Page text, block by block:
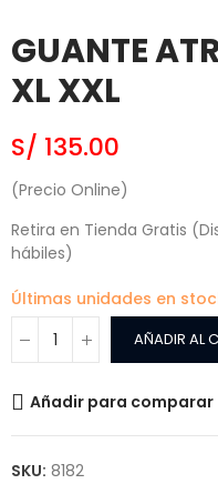
GUANTE
XL XXL
S/ 135.00
(Precio Online)
Retira en Tienda Gratis
hábiles)
Últimas unidades en
AÑADIR AL
Añadir para comparar
SKU: 8182